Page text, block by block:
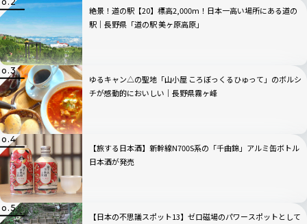
絶景！道の駅【20】標高2,000m！日本一高い場所にある道の
駅｜長野県「道の駅 美ヶ原高原」
ゆるキャン△の聖地「山小屋 ころぼっくるひゅって」のボルシ
チが感動的においしい｜長野県霧ヶ峰
【旅する日本酒】新幹線N700S系の「千曲錦」アルミ缶ボトル
日本酒が発売
【日本の不思議スポット13】ゼロ磁場のパワースポットとして